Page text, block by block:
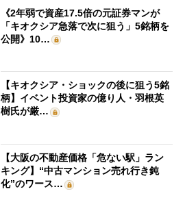
《2年弱で資産17.5倍の元証券マンが
「キオクシア急落で次に狙う」5銘柄を
公開》10…
【キオクシア・ショックの後に狙う5銘
柄】イベント投資家の億り人・羽根英
樹氏が厳…
【大阪の不動産価格「危ない駅」ラン
キング】“中古マンション売れ行き鈍
化”のワース…